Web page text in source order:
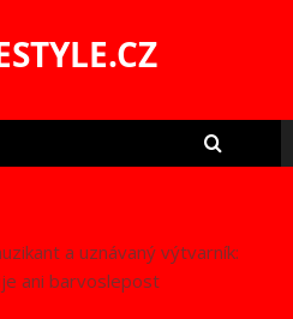
a uznávaný výtvarník:
ani barvoslepost